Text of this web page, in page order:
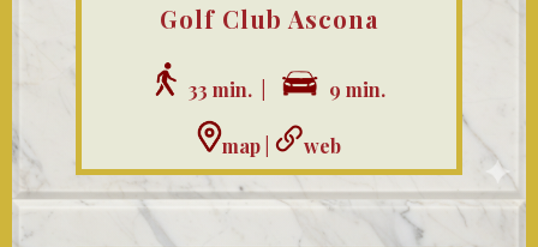
Golf Club Ascona
33 min. | 9 min.
map| web